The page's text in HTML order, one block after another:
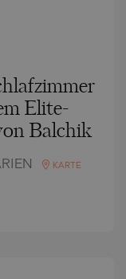
Elite-
Balchik
KARTE